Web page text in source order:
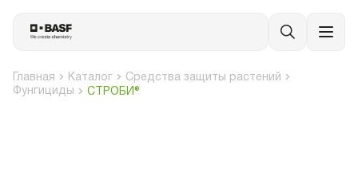
Главная Каталог
Средства защиты растений
Фунгициды
СТРОБИ®